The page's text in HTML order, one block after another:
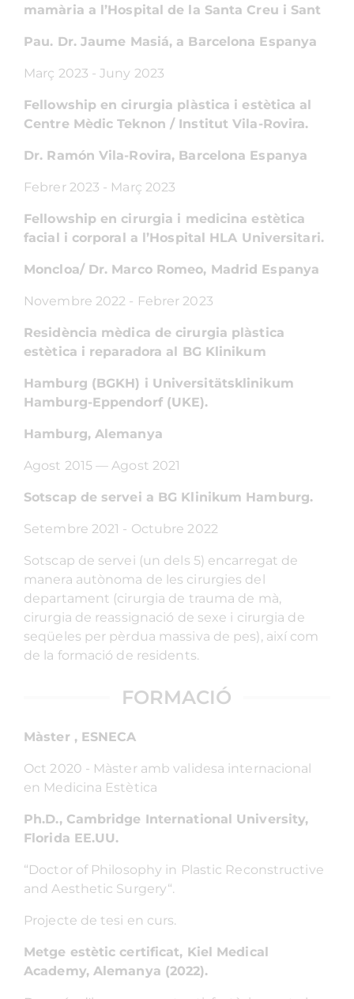
mamària a l’Hospital de la Santa Creu i Sant
Pau. Dr. Jaume Masiá, a Barcelona Espanya
Març 2023 - Juny 2023
Fellowship en cirurgia plàstica i estètica al
Centre Mèdic Teknon / Institut Vila-Rovira.
Dr. Ramón Vila-Rovira, Barcelona Espanya
Febrer 2023 - Març 2023
Fellowship en cirurgia i medicina estètica
facial i corporal a l’Hospital HLA Universitari.
Moncloa/ Dr. Marco Romeo, Madrid Espanya
Novembre 2022 - Febrer 2023
Residència mèdica de cirurgia plàstica
estètica i reparadora al BG Klinikum
Hamburg (BGKH) i Universitätsklinikum
Hamburg-Eppendorf (UKE).
Hamburg, Alemanya
Agost 2015 — Agost 2021
Sotscap de servei a BG Klinikum Hamburg.
Setembre 2021 - Octubre 2022
Sotscap de servei (un dels 5) encarregat de
manera autònoma de les cirurgies del
departament (cirurgia de trauma de mà,
cirurgia de reassignació de sexe i cirurgia de
seqüeles per pèrdua massiva de pes), així com
de la formació de residents.
FORMACIÓ
Màster , ESNECA
Oct 2020 - Màster amb validesa internacional
en Medicina Estètica
Ph.D., Cambridge International University,
Florida EE.UU.
“Doctor of Philosophy in Plastic Reconstructive
and Aesthetic Surgery“.
Projecte de tesi en curs.
Metge estètic certificat, Kiel Medical
Academy, Alemanya (2022).